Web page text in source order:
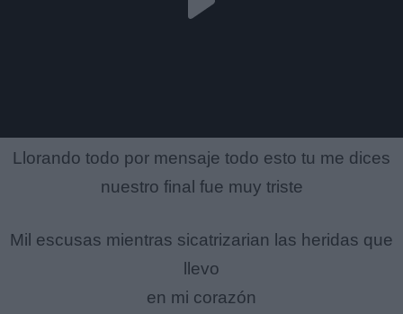
Llorando todo por mensaje todo esto tu me dices
nuestro final fue muy triste
Mil escusas mientras sicatrizarian las heridas que
llevo
en mi corazón